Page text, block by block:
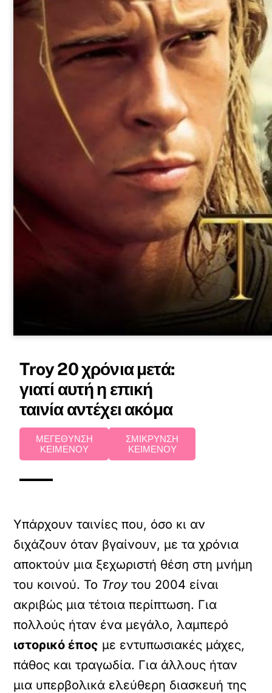
Troy 20 χρόνια μετά:
γιατί αυτή η επική
ταινία αντέχει ακόμα
ΜΕΓΕΘΥΝΣΗ
ΚΕΙΜΕΝΟΥ
ΣΜΙΚΡΥΝΣΗ
ΚΕΙΜΕΝΟΥ
Υπάρχουν ταινίες που, όσο κι αν
διχάζουν όταν βγαίνουν, με τα χρόνια
αποκτούν μια ξεχωριστή θέση στη μνήμη
του κοινού. Το Troyτου 2004 είναι
ακριβώς μια τέτοια περίπτωση. Για
πολλούς ήταν ένα μεγάλο, λαμπερό
ιστορικό έπος με εντυπωσιακές μάχες,
πάθος και τραγωδία. Για άλλους ήταν
μια υπερβολικά ελεύθερη διασκευή της